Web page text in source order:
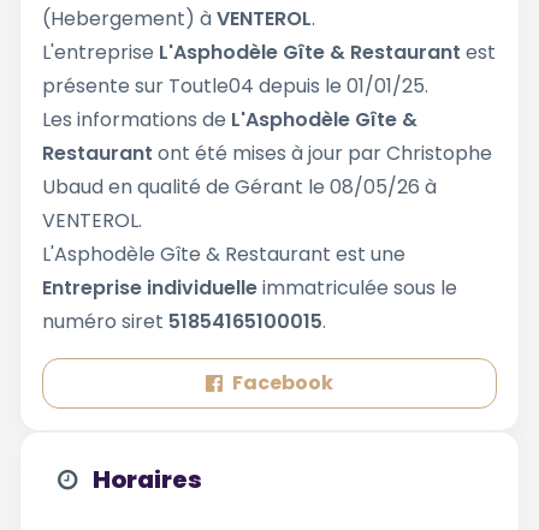
(Hebergement) àVENTEROL.
L'entreprise L'Asphodèle Gîte & Restaurant est
présente sur Toutle04 depuis le 01/01/25.
Les informations de L'Asphodèle Gîte &
Restaurant ont été mises à jour par Christophe
Ubaud en qualité de Gérant le 08/05/26 à
VENTEROL.
L'Asphodèle Gîte & Restaurant est une
Entreprise individuelleimmatriculée sous le
numéro siret 51854165100015.
Facebook
Horaires